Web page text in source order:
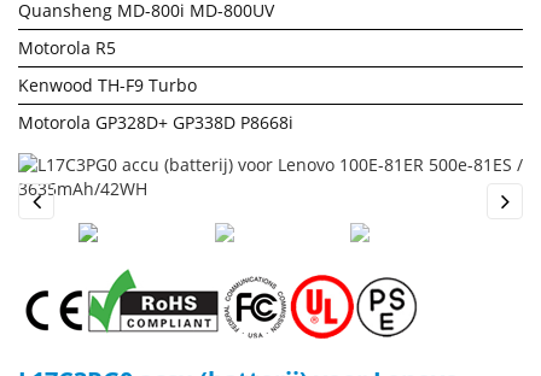
Quansheng MD-800i MD-800UV
Motorola R5
Kenwood TH-F9 Turbo
Motorola GP328D+ GP338D P8668i
Previous